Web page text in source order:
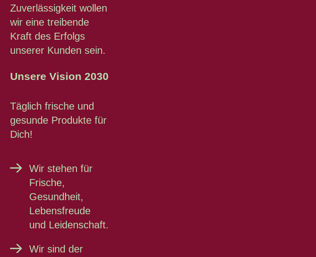
Zuverlässigkeit wollen
wir eine treibende
Kraft des Erfolgs
unserer Kunden sein.
Unsere Vision 2030
Täglich frische und
gesunde Produkte für
Dich!
Wir stehen für
Frische,
Gesundheit,
Lebensfreude
und Leidenschaft.
Wir sind der